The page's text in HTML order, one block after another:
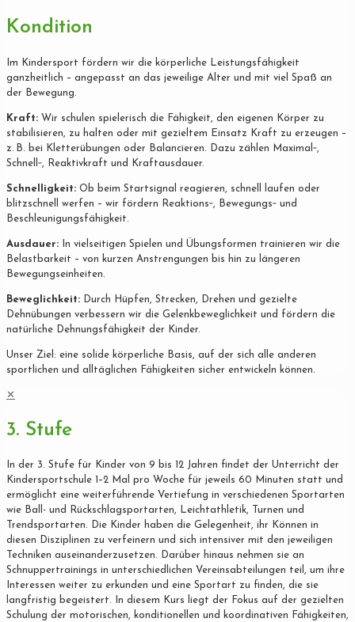
Kondition
Im Kindersport fördern wir die körperliche Leistungsfähigkeit
ganzheitlich – angepasst an das jeweilige Alter und mit viel Spaß an
der Bewegung.
Kraft: Wir schulen spielerisch die Fähigkeit, den eigenen Körper zu
stabilisieren, zu halten oder mit gezieltem Einsatz Kraft zu erzeugen –
z. B. bei Kletterübungen oder Balancieren. Dazu zählen Maximal‐,
Schnell‐, Reaktivkraft und Kraftausdauer.
Schnelligkeit: Ob beim Startsignal reagieren, schnell laufen oder
blitzschnell werfen – wir fördern Reaktions‐, Bewegungs‐ und
Beschleunigungsfähigkeit.
Ausdauer: In vielseitigen Spielen und Übungsformen trainieren wir die
Belastbarkeit – von kurzen Anstrengungen bis hin zu längeren
Bewegungseinheiten.
Beweglichkeit: Durch Hüpfen, Strecken, Drehen und gezielte
Dehnübungen verbessern wir die Gelenkbeweglichkeit und fördern die
natürliche Dehnungsfähigkeit der Kinder.
Unser Ziel: eine solide körperliche Basis, auf der sich alle anderen
sportlichen und alltäglichen Fähigkeiten sicher entwickeln können.
✕
3. Stufe
In der 3. Stufe für Kinder von 9 bis 12 Jahren findet der Unterricht der
Kindersportschule 1–2 Mal pro Woche für jeweils 60 Minuten statt und
ermöglicht eine weiterführende Vertiefung in verschiedenen Sportarten
wie Ball- und Rückschlagsportarten, Leichtathletik, Turnen und
Trendsportarten. Die Kinder haben die Gelegenheit, ihr Können in
diesen Disziplinen zu verfeinern und sich intensiver mit den jeweiligen
Techniken auseinanderzusetzen. Darüber hinaus nehmen sie an
Schnuppertrainings in unterschiedlichen Vereinsabteilungen teil, um ihre
Interessen weiter zu erkunden und eine Sportart zu finden, die sie
langfristig begeistert. In diesem Kurs liegt der Fokus auf der gezielten
Schulung der motorischen, konditionellen und koordinativen Fähigkeiten,